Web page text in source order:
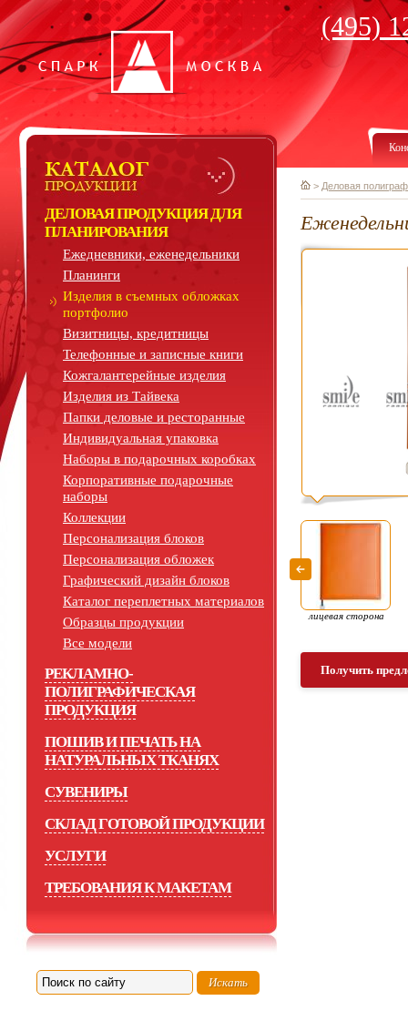
(495)
ДЕЛОВАЯ ПРОДУКЦИЯ ДЛЯ
ПЛАНИРОВАНИЯ
Ежедневники, еженедельники
Планинги
Изделия в съемных обложках
портфолио
Визитницы, кредитницы
Телефонные и записные книги
Кожгалантерейные изделия
Изделия из Тайвека
Папки деловые и ресторанные
Индивидуальная упаковка
Наборы в подарочных коробках
Корпоративные подарочные
наборы
Коллекции
Персонализация блоков
Персонализация обложек
Графический дизайн блоков
Каталог переплетных материалов
Образцы продукции
Все модели
РЕКЛАМНО-
ПОЛИГРАФИЧЕСКАЯ
ПРОДУКЦИЯ
ПОШИВ И ПЕЧАТЬ НА
НАТУРАЛЬНЫХ ТКАНЯХ
СУВЕНИРЫ
СКЛАД ГОТОВОЙ ПРОДУКЦИИ
УСЛУГИ
ТРЕБОВАНИЯ К МАКЕТАМ
> Деловая
лицевая сторона
Получить